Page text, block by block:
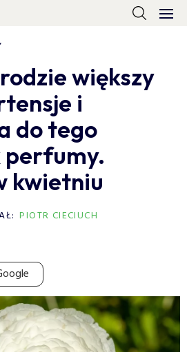
większy
i
do tego
perfumy.
kwietniu
PIOTR CIECIUCH